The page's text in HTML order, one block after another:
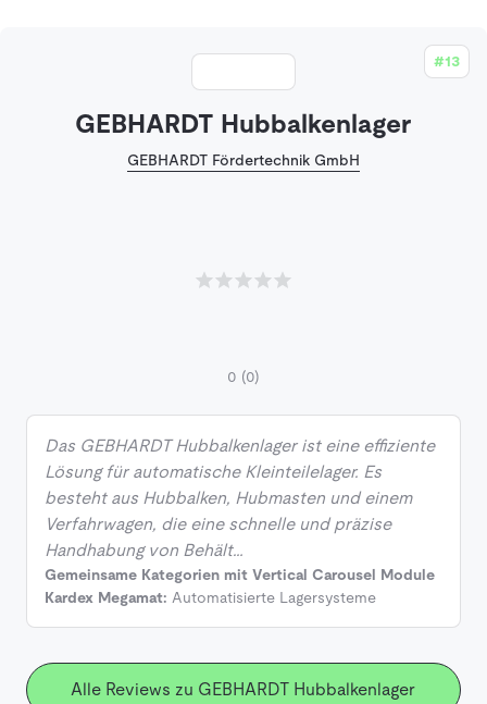
#13
GEBHARDT Hubbalkenlager
GEBHARDT Fördertechnik GmbH
0 (0)
Das GEBHARDT Hubbalkenlager ist eine effiziente
Lösung für automatische Kleinteilelager. Es
besteht aus Hubbalken, Hubmasten und einem
Verfahrwagen, die eine schnelle und präzise
Handhabung von Behält…
Gemeinsame Kategorien mit Vertical Carousel Module
Kardex Megamat: Automatisierte Lagersysteme
Alle Reviews zu GEBHARDT Hubbalkenlager